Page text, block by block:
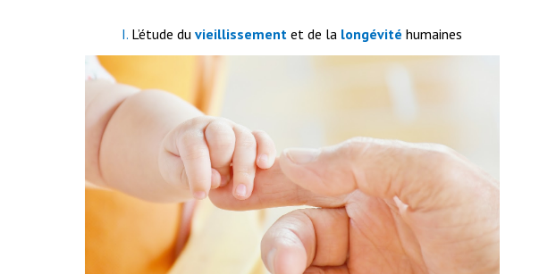
I. L’étude duvieillissement et de la longévité humaines